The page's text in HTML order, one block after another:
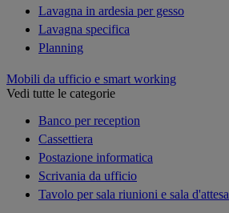
Lavagna in ardesia per gesso
Lavagna specifica
Planning
Mobili da ufficio e smart working
Vedi tutte le categorie
Banco per reception
Cassettiera
Postazione informatica
Scrivania da ufficio
Tavolo per sala riunioni e sala d'attesa